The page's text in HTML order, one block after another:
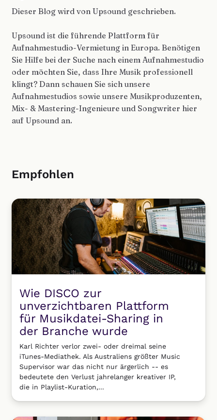
Dieser Blog wird von Upsound geschrieben.
Upsound ist die führende Plattform für
Aufnahmestudio-Vermietung in Europa. Benötigen
Sie Hilfe bei der Suche nach einem Aufnahmestudio
oder möchten Sie, dass Ihre Musik professionell
klingt? Dann schauen Sie sich unsere
Aufnahmestudios sowie unsere Musikproduzenten,
Mix- & Mastering-Ingenieure und Songwriter hier
auf Upsound an.
Empfohlen
Wie DISCO zur
unverzichtbaren Plattform
für Musikdatei-Sharing in
der Branche wurde
Karl Richter verlor zwei- oder dreimal seine
iTunes-Mediathek. Als Australiens größter Music
Supervisor war das nicht nur ärgerlich -- es
bedeutete den Verlust jahrelanger kreativer IP,
die in Playlist-Kuration,...